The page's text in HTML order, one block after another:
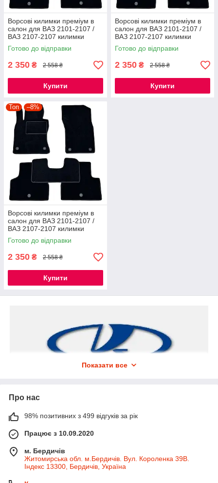
Ворсові килимки преміум в
салон для ВАЗ 2101-2107 /
ВАЗ 2107-2107 килимки
Готово до відправки
2 350 ₴ 2 558 ₴
Купити
Ворсові килимки преміум в
салон для ВАЗ 2101-2107 /
ВАЗ 2107-2107 килимки
Готово до відправки
2 350 ₴ 2 558 ₴
Купити
Топ –8%
Ворсові килимки преміум в
салон для ВАЗ 2101-2107 /
ВАЗ 2107-2107 килимки
Готово до відправки
2 350 ₴ 2 558 ₴
Купити
Показати все
Про нас
98% позитивних з 499 відгуків за рік
Працює з 10.09.2020
м. Бердичів
Житомирська обл. м.Бердичів. Вул. Короленка 39В.
Індекс 13300, Бердичів, Україна